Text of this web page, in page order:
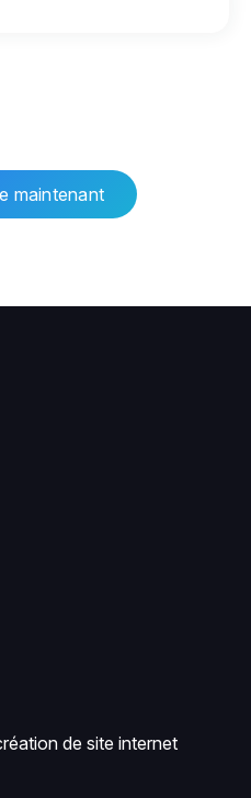
maintenant
de site internet